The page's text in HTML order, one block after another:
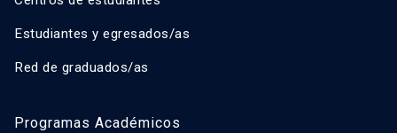
Estudiantes y egresados/as
Red de graduados/as
Programas Académicos